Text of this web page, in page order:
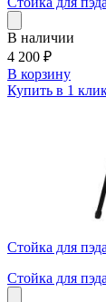
В наличии
4 200 ₽
В корзину
Купить в 1
Стойка для пэда
Стойка для